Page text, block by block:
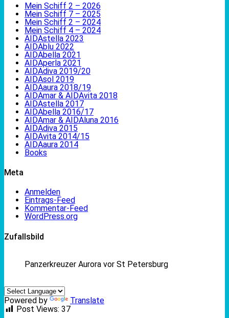
Mein Schiff 2 – 2026
Mein Schiff 7 – 2025
Mein Schiff 2 – 2024
Mein Schiff 4 – 2024
AIDAstella 2023
AIDAblu 2022
AIDAbella 2021
AIDAperla 2021
AIDAdiva 2019/20
AIDAsol 2019
AIDAaura 2018/19
AIDAmar & AIDAvita 2018
AIDAstella 2017
AIDAbella 2016/17
AIDAmar & AIDAluna 2016
AIDAdiva 2015
AIDAvita 2014/15
AIDAaura 2014
Books
Meta
Anmelden
Eintrags-Feed
Kommentar-Feed
WordPress.org
Zufallsbild
Panzerkreuzer Aurora vor St Petersburg
Powered by
Translate
Post Views: 37